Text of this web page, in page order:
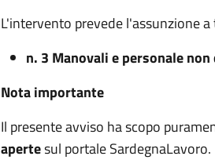
L'intervento prevede l'assunzione
n. 3 Manovali e personale
Nota importante
Il presente avviso ha scopo
apertesul portale SardegnaLavoro.